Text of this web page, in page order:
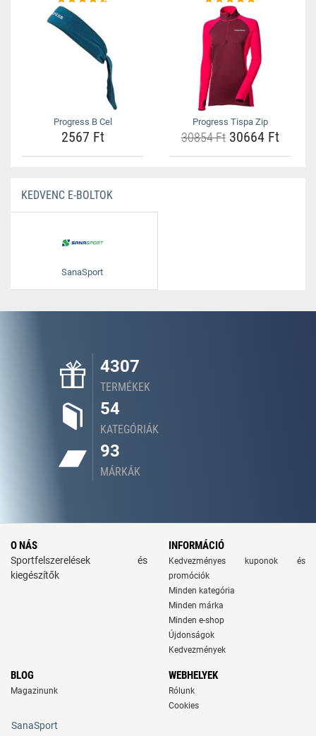
Progress B Cel
2567 Ft
Progress Tispa Zip
30854 Ft30664 Ft
KEDVENC E-BOLTOK
SanaSport
4307
TERMÉKEK
54
KATEGÓRIÁK
93
MÁRKÁK
O NÁS
Sportfelszerelések és
kiegészítők
INFORMÁCIÓ
Kedvezményes kuponok és
promóciók
Minden kategória
Minden márka
Minden e-shop
Újdonságok
Kedvezmények
BLOG
Magazinunk
WEBHELYEK
Rólunk
Cookies
SanaSport